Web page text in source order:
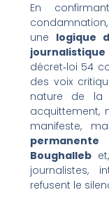
En
une logique
journalistique
décret‑loi 54
des voix
nature de la
acquittement,
manifeste,
permanente
Boughallebet,
journalistes,
refusent le